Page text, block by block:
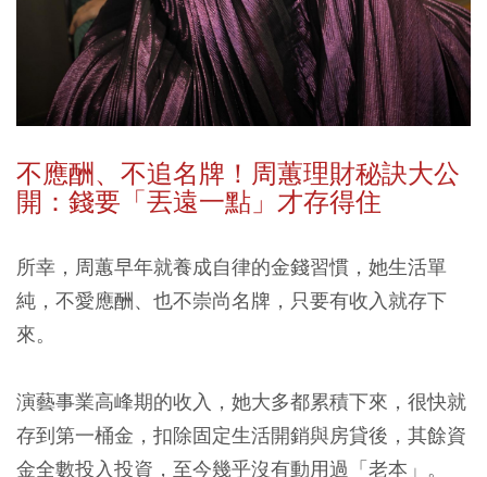
不應酬、不追名牌！ 周蕙理財秘訣大公
開：錢要「丟遠一點」才存得住
所幸，周蕙早年就養成自律的金錢習慣，她生活單
純，不愛應酬、也不崇尚名牌，只要有收入就存下
來。
演藝事業高峰期的收入，她大多都累積下來，很快就
存到第一桶金，扣除固定生活開銷與房貸後，其餘資
金全數投入投資，至今幾乎沒有動用過「老本」。